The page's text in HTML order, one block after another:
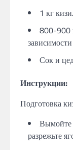
1 кг
800-900
Сок и
Инструкции:
Подготовка
Вымойте
разрежьте